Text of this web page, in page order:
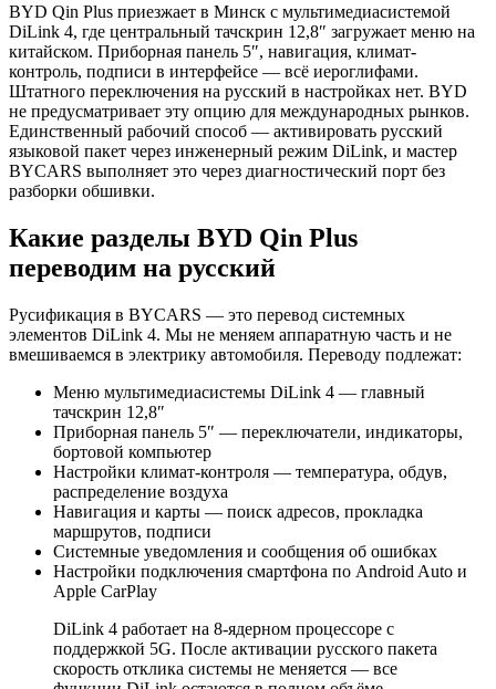
BYD Qin Plus приезжает в Минск с мультимедиасистемой
DiLink 4, где центральный тачскрин 12,8″ загружает меню на
китайском. Приборная панель 5″, навигация, климат-
контроль, подписи в интерфейсе — всё иероглифами.
Штатного переключения на русский в настройках нет. BYD
не предусматривает эту опцию для международных рынков.
Единственный рабочий способ — активировать русский
языковой пакет через инженерный режим DiLink, и мастер
BYCARS выполняет это через диагностический порт без
разборки обшивки.
Какие разделы BYD Qin Plus
переводим на русский
Русификация в BYCARS — это перевод системных
элементов DiLink 4. Мы не меняем аппаратную часть и не
вмешиваемся в электрику автомобиля. Переводу подлежат:
Меню мультимедиасистемы DiLink 4 — главный
тачскрин 12,8″
Приборная панель 5″ — переключатели, индикаторы,
бортовой компьютер
Настройки климат-контроля — температура, обдув,
распределение воздуха
Навигация и карты — поиск адресов, прокладка
маршрутов, подписи
Системные уведомления и сообщения об ошибках
Настройки подключения смартфона по Android Auto и
Apple CarPlay
DiLink 4 работает на 8-ядерном процессоре с
поддержкой 5G. После активации русского пакета
скорость отклика системы не меняется — все